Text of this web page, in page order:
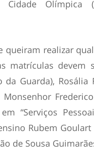
Cidade
queiram realizar
matrículas
da Guarda), Rosália
“Serviços
Rubem Goulart
de Sousa